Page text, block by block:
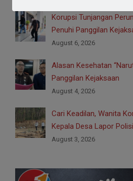
Korupsi Tunjangan
Penuhi Panggilan
August 6, 2026
Alasan Kesehatan
Panggilan Kejaksaan
August 4, 2026
Cari Keadilan, Wanita
Kepala Desa Lapor Polisi
August 3, 2026